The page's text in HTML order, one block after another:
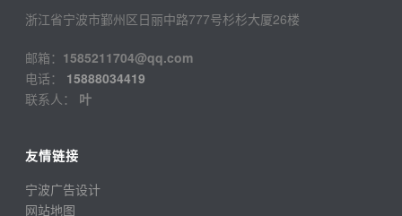
浙江省宁波市鄞州区日丽中路777号杉杉大厦26楼
邮箱： 1585211704@qq.com
电话：
15888034419
联系人： 叶
友情链接
宁波广告设计
网站地图